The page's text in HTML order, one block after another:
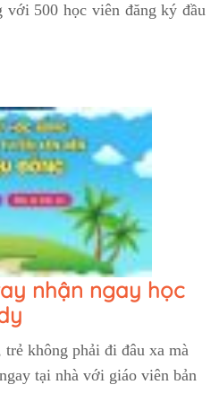
với 500 học viên đăng ký đầu
nhận ngay học
không phải đi đâu xa mà
tại nhà với giáo viên bản